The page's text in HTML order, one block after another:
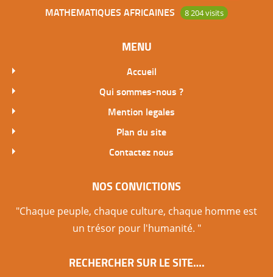
MATHEMATIQUES AFRICAINES 8 204 visits
MENU
Accueil
Qui sommes-nous ?
Mention legales
Plan du site
Contactez nous
NOS CONVICTIONS
"Chaque peuple, chaque culture, chaque homme est
un trésor pour l'humanité. "
RECHERCHER SUR LE SITE….